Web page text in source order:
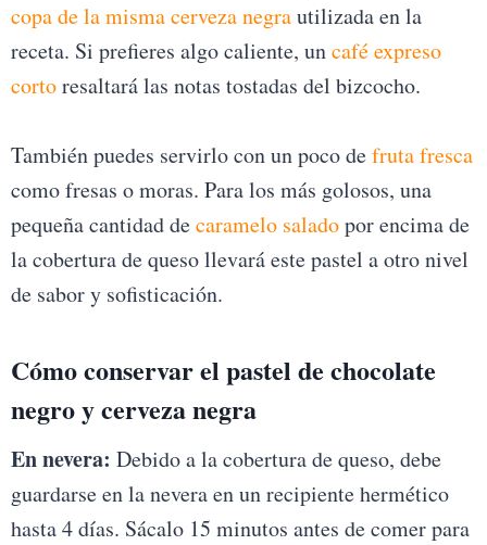
copa de la misma cerveza negrautilizada en la
receta. Si prefieres algo caliente, uncafé expreso
cortoresaltará las notas tostadas del bizcocho.
También puedes servirlo con un poco defruta fresca
como fresas o moras. Para los más golosos, una
pequeña cantidad decaramelo saladopor encima de
la cobertura de queso llevará este pastel a otro nivel
de sabor y sofisticación.
Cómo conservar el pastel de chocolate
negro y cerveza negra
En nevera: Debido a la cobertura de queso, debe
guardarse en la nevera en un recipiente hermético
hasta 4 días. Sácalo 15 minutos antes de comer para